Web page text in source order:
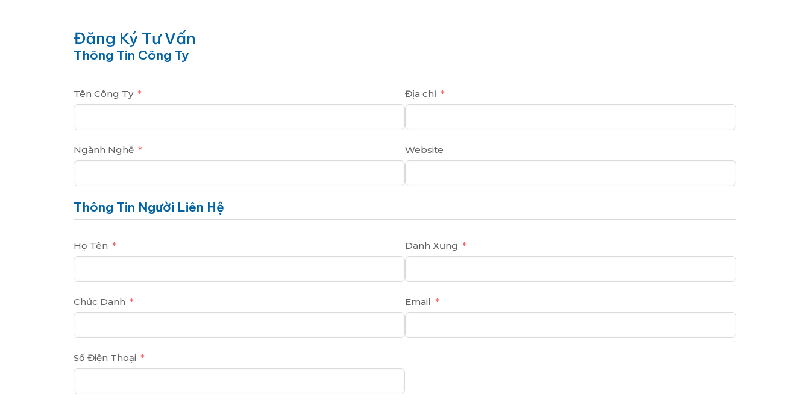
Đăng Ký Tư Vấn
Thông Tin Công Ty
Tên Công Ty Địa chỉ
Ngành Nghề Website
Thông Tin Người Liên Hệ
Họ Tên
Chức Danh
Số Điện Thoại
Danh Xưng
Email